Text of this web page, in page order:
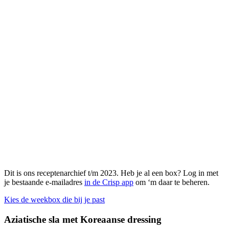
Dit is ons receptenarchief t/m 2023. Heb je al een box? Log in met
je bestaande e-mailadres in de Crisp app om ‘m daar te beheren.
Kies de weekbox die bij je past
Aziatische sla met Koreaanse dressing